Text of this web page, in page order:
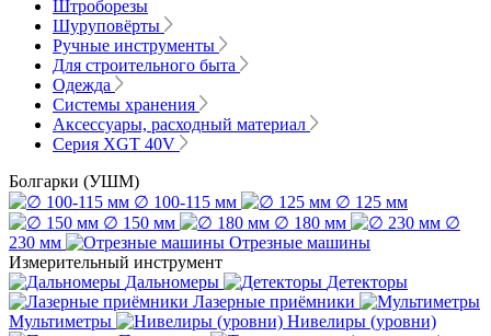
Штроборезы
Шуруповёрты
Ручные инструменты
Для строительного быта
Одежда
Системы хранения
Аксессуары, расходный материал
Серия XGT 40V
Болгарки (УШМ)
∅ 100-115 мм
∅ 125 мм
∅ 150 мм
∅ 180 мм
∅
230 мм
Отрезные машины
Измерительный инструмент
Дальномеры
Детекторы
Лазерные приёмники
Мультиметры
Нивелиры (уровни)